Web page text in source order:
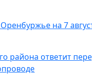
на 7
района ответит